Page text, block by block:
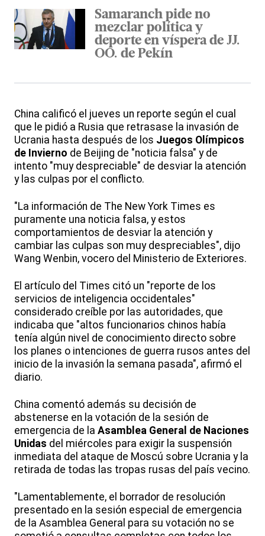
Samaranch pide no
mezclar política y
deporte en víspera de JJ.
OO. de Pekín
China calificó el jueves un reporte según el cual
que le pidió a Rusia que retrasase la invasión de
Ucrania hasta después de los Juegos Olímpicos
de Invierno de Beijing de "noticia falsa" y de
intento "muy despreciable" de desviar la atención
y las culpas por el conflicto.
"La información de The New York Times es
puramente una noticia falsa, y estos
comportamientos de desviar la atención y
cambiar las culpas son muy despreciables", dijo
Wang Wenbin, vocero del Ministerio de Exteriores.
El artículo del Times citó un "reporte de los
servicios de inteligencia occidentales"
considerado creíble por las autoridades, que
indicaba que "altos funcionarios chinos había
tenía algún nivel de conocimiento directo sobre
los planes o intenciones de guerra rusos antes del
inicio de la invasión la semana pasada", afirmó el
diario.
China comentó además su decisión de
abstenerse en la votación de la sesión de
emergencia de la Asamblea General de Naciones
Unidas del miércoles para exigir la suspensión
inmediata del ataque de Moscú sobre Ucrania y la
retirada de todas las tropas rusas del país vecino.
"Lamentablemente, el borrador de resolución
presentado en la sesión especial de emergencia
de la Asamblea General para su votación no se